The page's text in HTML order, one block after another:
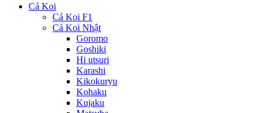
Cá Koi
Cá Koi F1
Cá Koi Nhật
Goromo
Goshiki
Hi utsuri
Karashi
Kikokuryu
Kohaku
Kujaku